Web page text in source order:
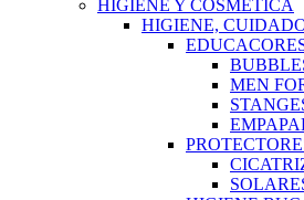
HIGIENE Y COSMETICA
HIGIENE,
MEN